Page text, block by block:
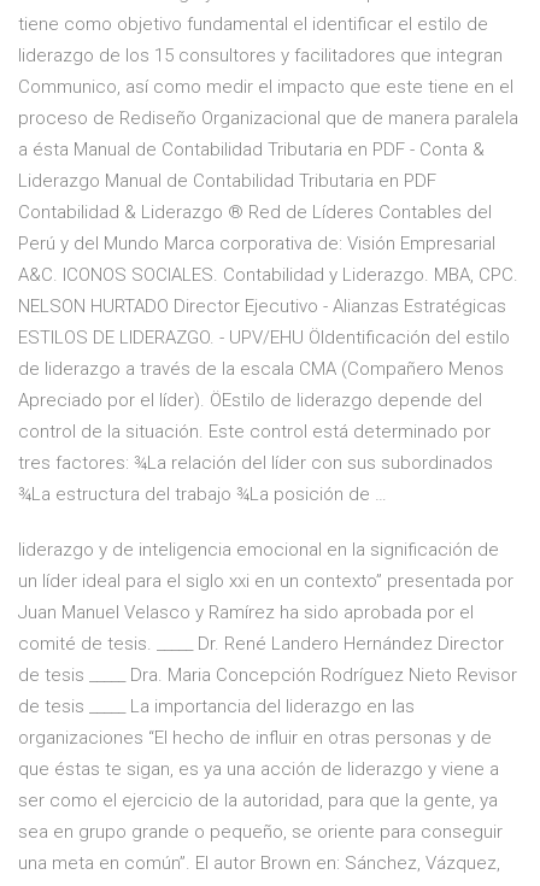
tiene como objetivo fundamental el identificar el estilo de
liderazgo de los 15 consultores y facilitadores que integran
Communico, así como medir el impacto que este tiene en el
proceso de Rediseño Organizacional que de manera paralela
a ésta Manual de Contabilidad Tributaria en PDF - Conta &
Liderazgo Manual de Contabilidad Tributaria en PDF
Contabilidad & Liderazgo ® Red de Líderes Contables del
Perú y del Mundo Marca corporativa de: Visión Empresarial
A&C. ICONOS SOCIALES. Contabilidad y Liderazgo. MBA, CPC.
NELSON HURTADO Director Ejecutivo - Alianzas Estratégicas
ESTILOS DE LIDERAZGO. - UPV/EHU ÖIdentificación del estilo
de liderazgo a través de la escala CMA (Compañero Menos
Apreciado por el líder). ÖEstilo de liderazgo depende del
control de la situación. Este control está determinado por
tres factores: ¾La relación del líder con sus subordinados
¾La estructura del trabajo ¾La posición de …
liderazgo y de inteligencia emocional en la significación de
un líder ideal para el siglo xxi en un contexto” presentada por
Juan Manuel Velasco y Ramírez ha sido aprobada por el
comité de tesis. _____ Dr. René Landero Hernández Director
de tesis _____ Dra. Maria Concepción Rodríguez Nieto Revisor
de tesis _____ La importancia del liderazgo en las
organizaciones “El hecho de influir en otras personas y de
que éstas te sigan, es ya una acción de liderazgo y viene a
ser como el ejercicio de la autoridad, para que la gente, ya
sea en grupo grande o pequeño, se oriente para conseguir
una meta en común”. El autor Brown en: Sánchez, Vázquez,